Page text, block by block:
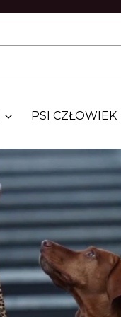
PSI CZŁOWIEK